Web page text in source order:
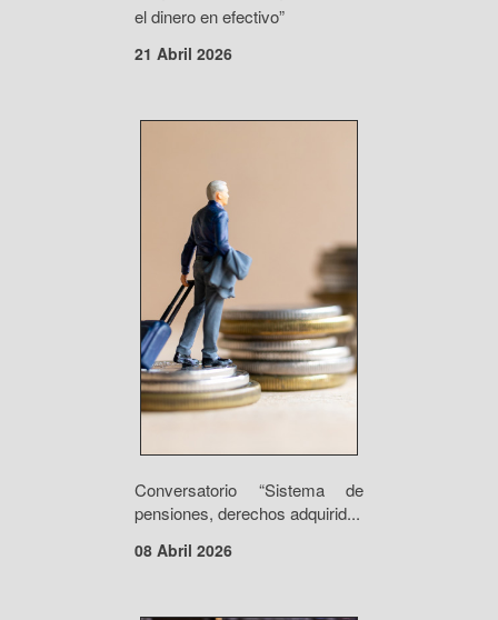
el dinero en efectivo”
21 Abril 2026
Conversatorio “Sistema de
pensiones, derechos adquirid...
08 Abril 2026